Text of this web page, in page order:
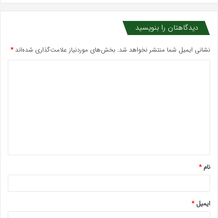
دیدگاهتان را بنویسید
نشانی ایمیل شما منتشر نخواهد شد. بخش‌های موردنیاز علامت‌گذاری شده‌اند*
*
نام*
ایمیل*